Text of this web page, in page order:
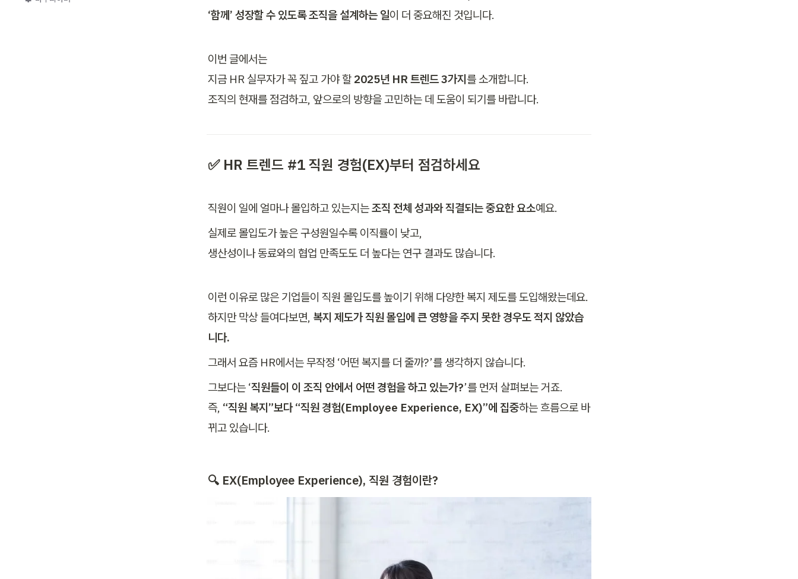
‘함께’ 성장할 수 있도록 조직을 설계하는 일이 더 중요해진 것입니다.
이번 글에서는
지금 HR 실무자가 꼭 짚고 가야 할 2025년 HR 트렌드 3가지를 소개합니다.
조직의 현재를 점검하고, 앞으로의 방향을 고민하는 데 도움이 되기를 바랍니다.
✅ HR 트렌드 #1 직원 경험(EX)부터 점검하세요
직원이 일에 얼마나 몰입하고 있는지는 조직 전체 성과와 직결되는 중요한 요소예요.
실제로 몰입도가 높은 구성원일수록 이직률이 낮고,
생산성이나 동료와의 협업 만족도도 더 높다는 연구 결과도 많습니다.
이런 이유로 많은 기업들이 직원 몰입도를 높이기 위해 다양한 복지 제도를 도입해왔는데요.
하지만 막상 들여다보면, 복지 제도가 직원 몰입에 큰 영향을 주지 못한 경우도 적지 않았습
니다.
그래서 요즘 HR에서는 무작정 ‘어떤 복지를 더 줄까?’를 생각하지 않습니다.
그보다는 ‘직원들이 이 조직 안에서 어떤 경험을 하고 있는가?’를 먼저 살펴보는 거죠.
즉, “직원 복지”보다 “직원 경험(Employee Experience, EX)”에 집중하는 흐름으로 바
뀌고 있습니다.
🔍 EX(Employee Experience), 직원 경험이란?